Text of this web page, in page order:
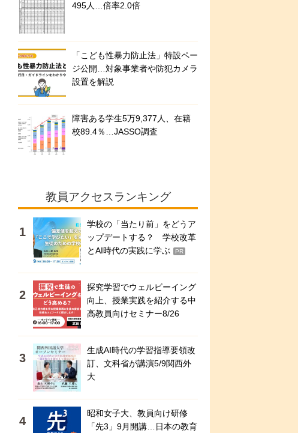
495人…倍率2.0倍
「こども性暴力防止法」特設ペー
ジ公開…対象事業者や防犯カメラ
設置を解説
障害ある学生5万9,377人、在籍
校89.4％…JASSO調査
教員アクセスランキング
学校の「当たり前」をどうア
ップデートする？ 学校改革
とAI時代の実践に学ぶ
PR
探究学習でウェルビーイング
向上、授業実践を紹介する中
高教員向けセミナー8/26
生成AI時代の学習指導要領改
訂、文科省が講演5/9関西外
大
昭和女子大、教員向け研修
「先3」9月開講…日本の教育